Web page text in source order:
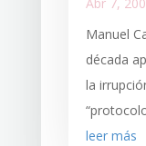
Manuel
década
la
leer más